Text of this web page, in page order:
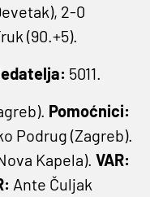
2-0
(90.+5).
5011.
Pomoćnici:
Podrug (Zagreb).
Kapela). VAR:
Ante Čuljak